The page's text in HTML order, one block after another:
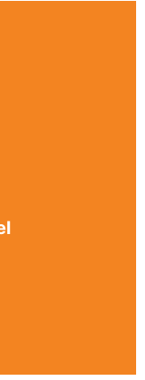
et
manifestations,
assemblées